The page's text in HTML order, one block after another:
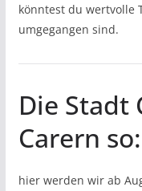
könntest du wertvolle
umgegangen sind.
Die Stadt
Carern so:
hier werden wir ab